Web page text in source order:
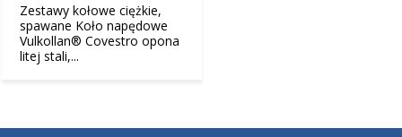
Zestawy kołowe ciężkie,
spawane Koło napędowe
Vulkollan® Covestro opona
litej stali,...